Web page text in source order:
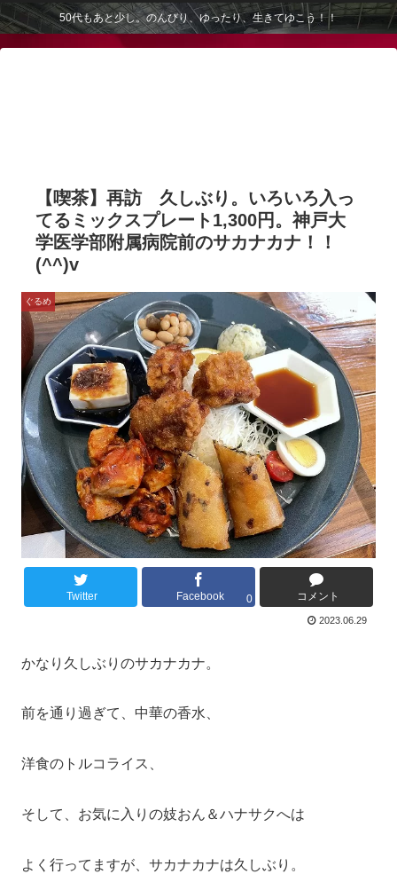
50代もあと少し。のんびり、ゆったり、生きてゆこう！！
【喫茶】再訪 久しぶり。いろいろ入っ
てるミックスプレート1,300円。神戸大
学医学部附属病院前のサカナカナ！！
(^^)v
ぐるめ
Twitter Facebook 0 コメント
2023.06.29
かなり久しぶりのサカナカナ。
前を通り過ぎて、中華の香水、
洋食のトルコライス、
そして、お気に入りの妓おん＆ハナサクへは
よく行ってますが、サカナカナは久しぶり。